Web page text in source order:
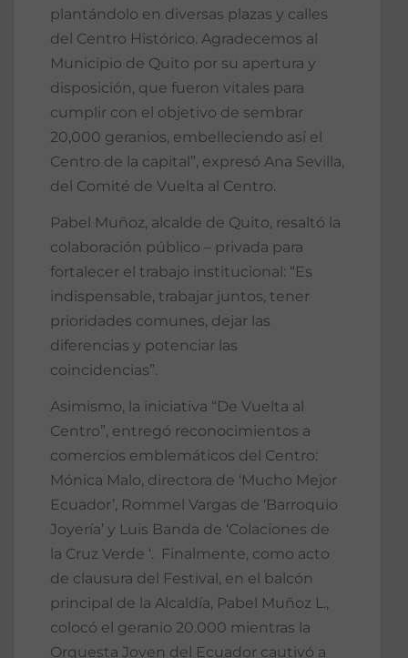
plantándolo en diversas plazas y calles
del Centro Histórico. Agradecemos al
Municipio de Quito por su apertura y
disposición, que fueron vitales para
cumplir con el objetivo de sembrar
20,000 geranios, embelleciendo así el
Centro de la capital”, expresó Ana Sevilla,
del Comité de Vuelta al Centro.
Pabel Muñoz, alcalde de Quito, resaltó la
colaboración público – privada para
fortalecer el trabajo institucional: “Es
indispensable, trabajar juntos, tener
prioridades comunes, dejar las
diferencias y potenciar las
coincidencias”.
Asimismo, la iniciativa “De Vuelta al
Centro”, entregó reconocimientos a
comercios emblemáticos del Centro:
Mónica Malo, directora de ‘Mucho Mejor
Ecuador’, Rommel Vargas de ‘Barroquio
Joyería’ y Luis Banda de ‘Colaciones de
la Cruz Verde ‘. Finalmente, como acto
de clausura del Festival, en el balcón
principal de la Alcaldía, Pabel Muñoz L.,
colocó el geranio 20.000 mientras la
Orquesta Joven del Ecuador cautivó a